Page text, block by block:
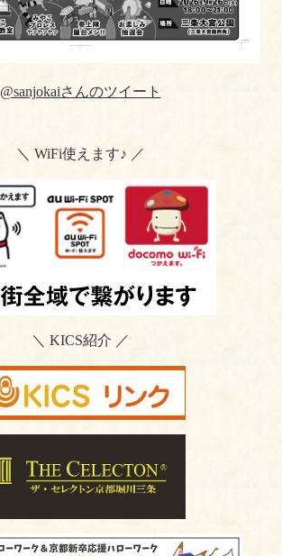
@sanjokaiさんのツイート
＼ WiFi使えます♪ ／
＼ KICS紹介 ／